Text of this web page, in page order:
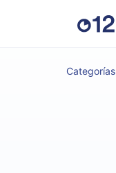
Categorías